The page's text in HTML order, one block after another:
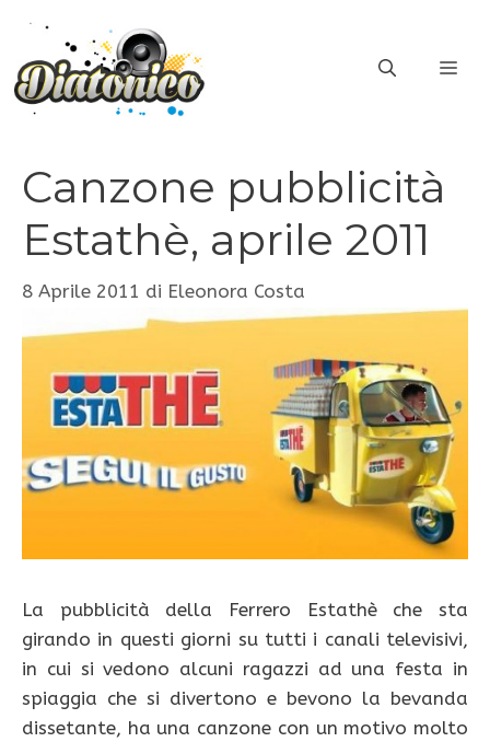
contenuto
Canzone pubblicità
Estathè, aprile 2011
8 Aprile 2011 di Eleonora Costa
La pubblicità della Ferrero Estathè che sta
girando in questi giorni su tutti i canali televisivi,
in cui si vedono alcuni ragazzi ad una festa in
spiaggia che si divertono e bevono la bevanda
dissetante, ha una canzone con un motivo molto